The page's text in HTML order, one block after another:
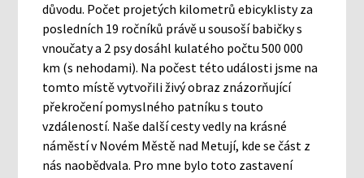
důvodu. Počet projetých kilometrů ebicyklisty za
posledních 19 ročníků právě u sousoší babičky s
vnoučaty a 2 psy dosáhl kulatého počtu 500 000
km (s nehodami). Na počest této události jsme na
tomto místě vytvořili živý obraz znázorňující
překročení pomyslného patníku s touto
vzdáleností. Naše další cesty vedly na krásné
náměstí v Novém Městě nad Metují, kde se část z
nás naobědvala. Pro mne bylo toto zastavení